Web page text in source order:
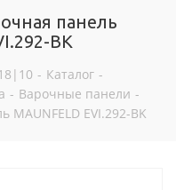
панель
BK
- Каталог -
- Варочные панели -
EVI.292-BK